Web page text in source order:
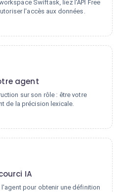
Swiftask, liez l'API Free
l'accès aux données.
agent
sur son rôle : être votre
de la précision lexicale.
IA
pour obtenir une définition